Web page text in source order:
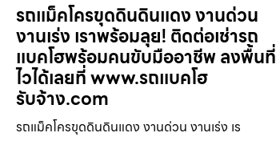
รถแม็คโครขุดดินดินแดง งานด่วน
งานเร่ง เราพร้อมลุย! ติดต่อเช่ารถ
แบคโฮพร้อมคนขับมืออาชีพ ลงพื้นที่
ไวได้เลยที่ www.รถแบคโฮ
รับจ้าง.com
รถแม็คโครขุดดินดินแดง งานด่วน งานเร่ง เร